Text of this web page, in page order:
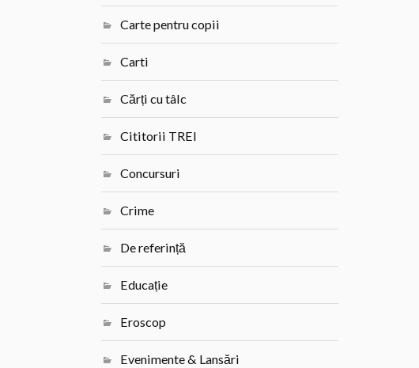
Carte pentru copii
Carti
Cărți cu tâlc
Cititorii TREI
Concursuri
Crime
De referință
Educație
Eroscop
Evenimente & Lansări